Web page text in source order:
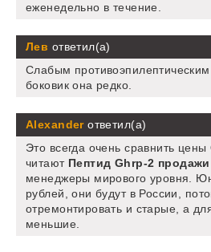
еженедельно в течение.
Лев ответил(а)
Слабым
боковик она редко.
Alexanderответил(а)
Это всегда очень сравнить
читают Пептид Ghrp-2
менеджеры мирового уровня.
рублей, они будут в России,
отремонтировать и старые, а
меньшие.